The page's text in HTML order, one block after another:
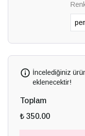
İncelediğiniz
eklenecektir!
Toplam
₺ 350.00